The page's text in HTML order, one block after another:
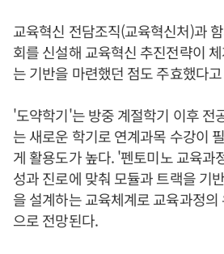
교육혁신 전담조직(교육혁신처)과
회를 신설해 교육혁신 추진전략이
는 기반을 마련했던 점도 주효했다
'도약학기'는 방중 계절학기 이후 전
는 새로운 학기로 연계과목 수강이
게 활용도가 높다. '펜토미노 교육과
성과 진로에 맞춰 모듈과 트랙을 기
을 설계하는 교육체계로 교육과정
으로 전망된다.